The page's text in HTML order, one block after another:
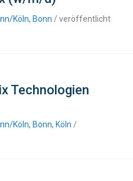
Köln, Bonn / veröffentlicht
Technologien
Köln, Bonn, Köln /